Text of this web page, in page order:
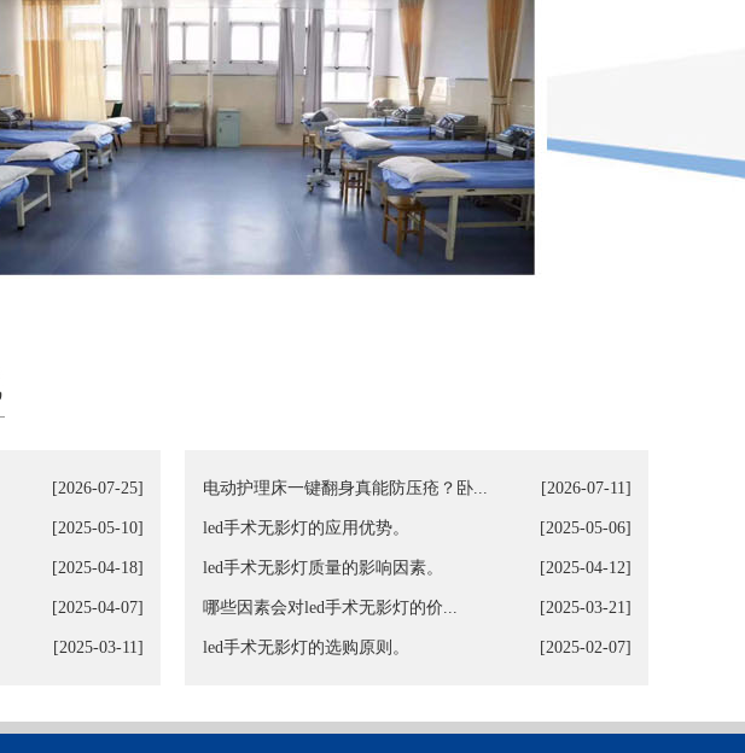
[2026-07-25]
[2025-05-10]
[2025-04-18]
[2025-04-07]
[2025-03-11]
电动护理床一键翻身真能防压疮？卧... [2026-07-11]
led手术无影灯的应用优势。 [2025-05-06]
led手术无影灯质量的影响因素。 [2025-04-12]
哪些因素会对led手术无影灯的价... [2025-03-21]
led手术无影灯的选购原则。 [2025-02-07]